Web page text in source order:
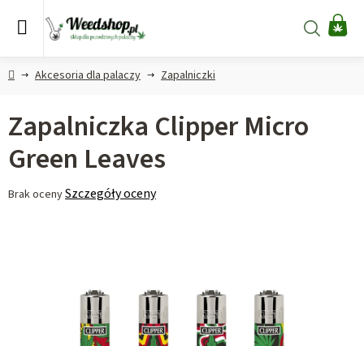
Szukaj
HomeAkcesoria dla palaczy Zapalniczki
Zapalniczka Clipper Micro
Green Leaves
Średnia
Brak ocenySzczegóły oceny